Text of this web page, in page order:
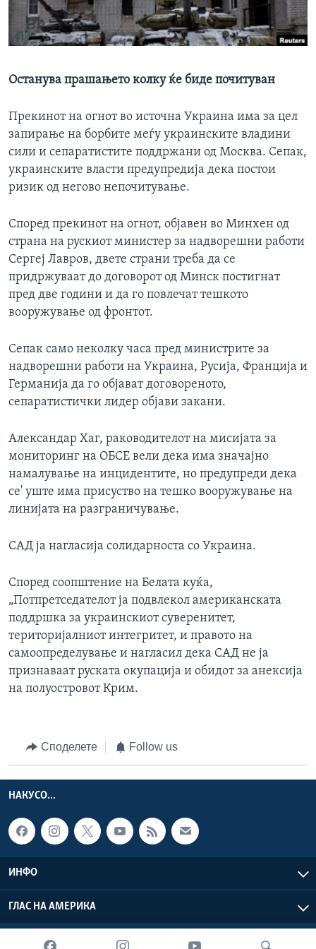
ИНТЕРВЈУА
Јазици
Останува прашањето колку ќе биде почитуван
Прекинот на огнот во источна Украина има за цел
запирање на борбите меѓу украинските владини
сили и сепаратистите поддржани од Москва. Сепак,
украинските власти предупредија дека постои
ризик од негово непочитување.
Според прекинот на огнот, објавен во Минхен од
страна на рускиот министер за надворешни работи
Сергеј Лавров, двете страни треба да се
придржуваат до договорот од Минск постигнат
пред две години и да го повлечат тешкото
вооружување од фронтот.
Сепак само неколку часа пред министрите за
надворешни работи на Украина, Русија, Франција и
Германија да го објават договореното,
сепаратистички лидер објави закани.
Александар Хаг, раководителот на мисијата за
мониторинг на ОБСЕ вели дека има значајно
намалување на инцидентите, но предупреди дека
се' уште има присуство на тешко вооружување на
линијата на разграничување.
САД ја нагласија солидарноста со Украина.
Според соопштение на Белата куќа,
„Потпретседателот ја подвлекол американската
поддршка за украинскиот суверенитет,
територијалниот интегритет, и правото на
самоопределување и нагласил дека САД не ја
признаваат руската окупација и обидот за анексија
на полуостровот Крим.
Споделете Follow us
НАКУСО...
ИНФО
ГЛАС НА АМЕРИКА
Глас на Америка © 2026 VOA, Inc. Сите права задржани.